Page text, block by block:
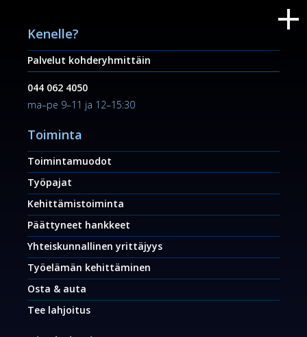
Kenelle?
Palvelut kohderyhmittäin
044 062 4050
ma–pe 9–11 ja 12–15:30
Toiminta
Toimintamuodot
Työpajat
Kehittämistoiminta
Päättyneet hankkeet
Yhteiskunnallinen yrittäjyys
Työelämän kehittäminen
Osta & auta
Tee lahjoitus